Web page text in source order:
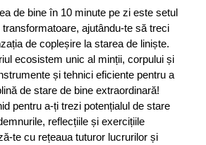
de bine în 10 minute pe zi este setul
ajutându-te să treci
de copleșire la starea de liniște.
ecosistem unic al minții, corpului și
și tehnici eficiente pentru a
de stare de bine extraordinară!
pentru a-ți trezi potențialul de stare
reflecțiile și exercițiile
te cu rețeaua tuturor lucrurilor și